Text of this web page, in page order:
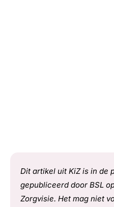
Dit artikel uit KiZ is in de
gepubliceerd door BSL
Zorgvisie. Het mag niet